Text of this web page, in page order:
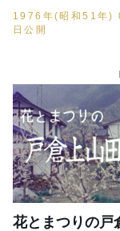
1976年(昭和51年)
日公開
花とまつりの戸